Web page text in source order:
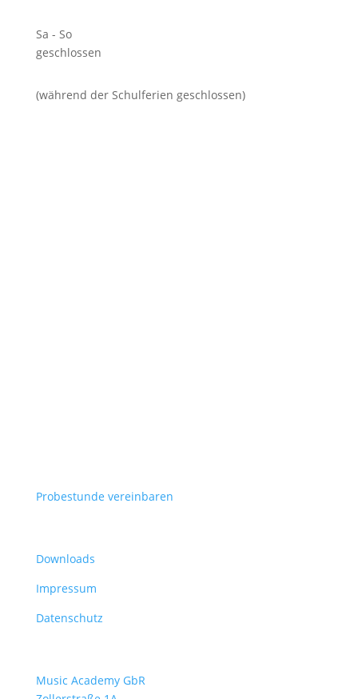
Sa - So
geschlossen
(während der Schulferien geschlossen)
Probestunde vereinbaren
Downloads
Impressum
Datenschutz
Music Academy GbR